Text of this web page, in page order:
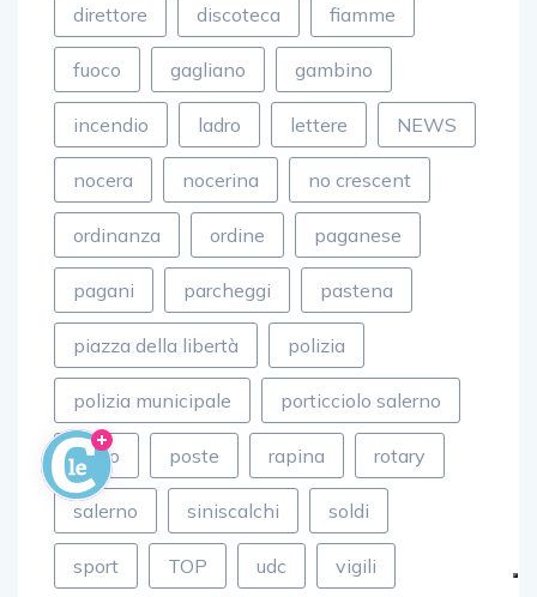
direttore discoteca fiamme
fuoco gagliano gambino
incendio ladro lettere NEWS
nocera nocerina no crescent
ordinanza ordine paganese
pagani parcheggi pastena
piazza della libertà polizia
polizia municipale porticciolo salerno
porto poste rapina rotary
salerno siniscalchi soldi
sport TOP udc vigili